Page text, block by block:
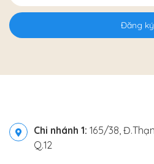
Đăng ký
Chi nhánh 1: 165/38,
Q.12